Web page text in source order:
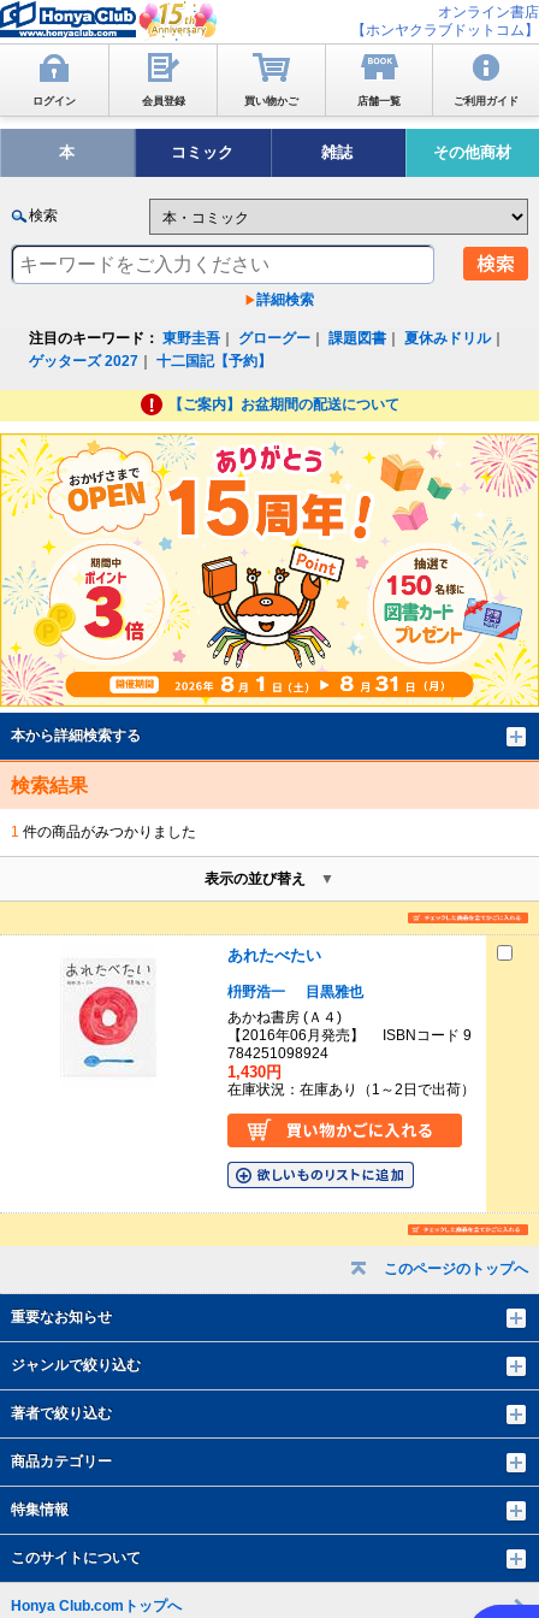
オンライン書店
【ホンヤクラブドットコム】
ログイン 会員登録 買い物かご 店舗一覧 ご利用ガイド
本 コミック 雑誌 その他商材
検索
詳細検索
注目のキーワード： 東野圭吾 グローグー ｜課題図書 ｜夏休みドリル｜
ゲッターズ 2027 ｜十二国記【予約】
【ご案内】お盆期間の配送について
このページのトップへ
重要なお知らせ
ジャンルで絞り込む
著者で絞り込む
商品カテゴリー
特集情報
このサイトについて
本から詳細検索する
検索結果
1 件の商品がみつかりました
表示の並び替え
あれたべたい
枡野浩一
目黒雅也
あかね書房 (Ａ４)
【2016年06月発売】 ISBNコード 9
784251098924
1,430円
在庫状況：在庫あり（1～2日で出荷）
Honya Club.comトップへ